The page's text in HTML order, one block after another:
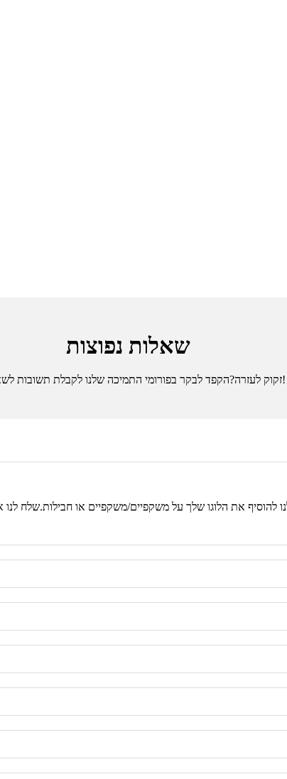
שאלות נפוצות
זקוק לעזרה?הקפד לבקר בפורומי התמיכה שלנו לקבלת תשובות לשאלותיך!
להוסיף את הלוגו שלך על משקפיים/משקפיים או חבילות.שלח